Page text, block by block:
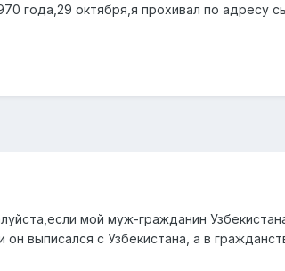
года,29 октября,я прохивал по адресу
мой муж-гражданин
выписался с Узбекистана, а в